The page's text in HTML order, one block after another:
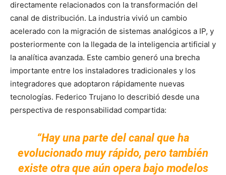
directamente relacionados con la transformación del
canal de distribución. La industria vivió un cambio
acelerado con la migración de sistemas analógicos a IP, y
posteriormente con la llegada de la inteligencia artificial y
la analítica avanzada. Este cambio generó una brecha
importante entre los instaladores tradicionales y los
integradores que adoptaron rápidamente nuevas
tecnologías. Federico Trujano lo describió desde una
perspectiva de responsabilidad compartida:
“Hay una parte del canal que ha
evolucionado muy rápido, pero también
existe otra que aún opera bajo modelos